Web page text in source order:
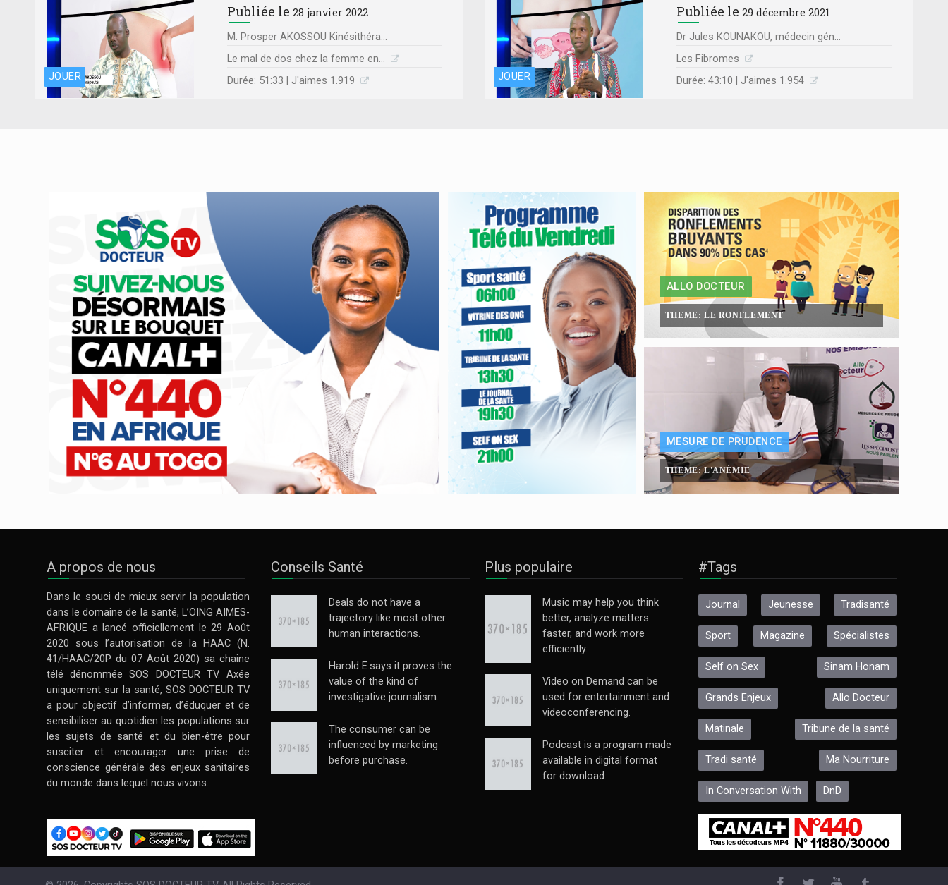
JOUER
Publiée le 28 janvier 2022
M. Prosper AKOSSOU Kinésithéra...
Le mal de dos chez la femme en...
Durée: 51:33 | J'aimes 1.919
JOUER
Publiée le 29 décembre 2021
Dr Jules KOUNAKOU, médecin gén...
Les Fibromes
Durée: 43:10 | J'aimes 1.954
ALLO DOCTEUR
THEME: LE RONFLEMENT
MESURE DE PRUDENCE
THEME: L'ANÉMIE
A propos de nous
Dans le souci de mieux servir la population
dans le domaine de la santé, L’OING AIMES-
AFRIQUE a lancé officiellement le 29 Août
2020 sous l’autorisation de la HAAC (N.
41/HAAC/20P du 07 Août 2020) sa chaine
télé dénommée SOS DOCTEUR TV. Axée
uniquement sur la santé, SOS DOCTEUR TV
a pour objectif d’informer, d’éduquer et de
sensibiliser au quotidien les populations sur
les sujets de santé et du bien-être pour
susciter et encourager une prise de
conscience générale des enjeux sanitaires
du monde dans lequel nous vivons.
Conseils Santé
Deals do not have a
trajectory like most other
human interactions.
Harold E.says it proves the
value of the kind of
investigative journalism.
The consumer can be
influenced by marketing
before purchase.
Plus populaire
Music may help you think
better, analyze matters
faster, and work more
efficiently.
Video on Demand can be
used for entertainment and
videoconferencing.
Podcast is a program made
available in digital format
for download.
#Tags
Journal Jeunesse Tradisanté
Sport Magazine Spécialistes
Self on Sex Sinam Honam
Grands Enjeux Allo Docteur
Matinale Tribune de la santé
Tradi santé Ma Nourriture
In Conversation With DnD